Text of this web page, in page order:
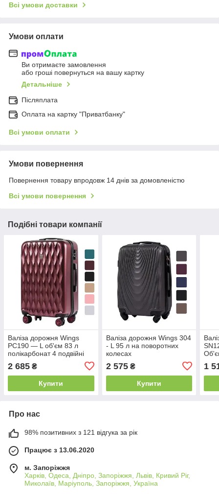
Всі умови доставки
Умови оплати
Ви отримаєте замовлення
або гроші повернуться на вашу картку
Детальніше
Післяплата
Оплата на картку "Приватбанку"
Всі умови оплати
Умови повернення
Повернення товару впродовж 14 днів за домовленістю
Всі умови повернення
Подібні товари компанії
Валіза дорожня Wings
PC190 — L об'єм 83 л
полікарбонат 4 подвійні
B_2033 Червоний
2 685 ₴
Купити
Валіза дорожня Wings 304
- L 95 л на поворотних
колесах
кодовий замок B_1608
2 575₴
Купити
1
Про нас
98% позитивних з 121 відгука за рік
Працює з 13.06.2020
м. Запоріжжя
Харків, Одеса, Дніпро, Запоріжжя, Львів, Кривий Ріг,
Миколаїв, Маріуполь, Запоріжжя, Україна